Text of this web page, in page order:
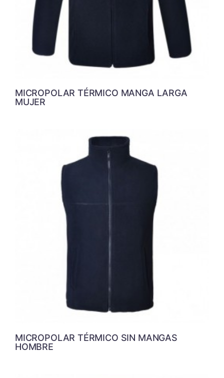
MICROPOLAR TÉRMICO MANGA LARGA
MUJER
MICROPOLAR TÉRMICO SIN MANGAS
HOMBRE